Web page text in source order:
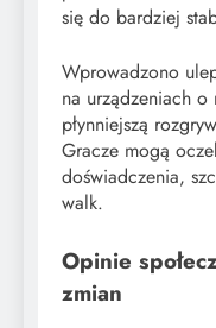
się do bardziej
Wprowadzono
na urządzeniach
płynniejszą
Gracze mogą
doświadczenia,
walk.
Opinie
zmian